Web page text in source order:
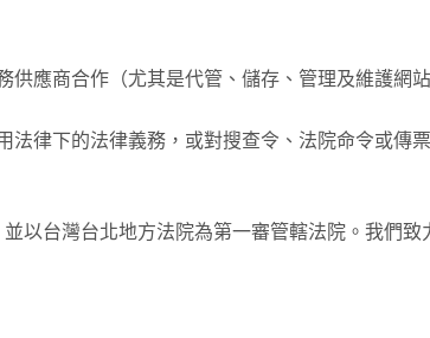
供應商合作（尤其是代管、儲存、管理及維護網
法律下的法律義務，或對搜查令、法院命令或
以台灣台北地方法院為第一審管轄法院。我們